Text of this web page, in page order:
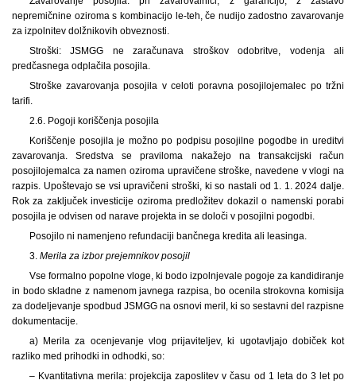
nepremičnine oziroma s kombinacijo le-teh, če nudijo zadostno zavarovanje
za izpolnitev dolžnikovih obveznosti.
Stroški: JSMGG ne zaračunava stroškov odobritve, vodenja ali
predčasnega odplačila posojila.
Stroške zavarovanja posojila v celoti poravna posojilojemalec po tržni
tarifi.
2.6. Pogoji koriščenja posojila
Koriščenje posojila je možno po podpisu posojilne pogodbe in ureditvi
zavarovanja. Sredstva se praviloma nakažejo na transakcijski račun
posojilojemalca za namen oziroma upravičene stroške, navedene v vlogi na
razpis. Upoštevajo se vsi upravičeni stroški, ki so nastali od 1. 1. 2024 dalje.
Rok za zaključek investicije oziroma predložitev dokazil o namenski porabi
posojila je odvisen od narave projekta in se določi v posojilni pogodbi.
Posojilo ni namenjeno refundaciji bančnega kredita ali leasinga.
3. Merila za izbor prejemnikov posojil
Vse formalno popolne vloge, ki bodo izpolnjevale pogoje za kandidiranje
in bodo skladne z namenom javnega razpisa, bo ocenila strokovna komisija
za dodeljevanje spodbud JSMGG na osnovi meril, ki so sestavni del razpisne
dokumentacije.
a) Merila za ocenjevanje vlog prijaviteljev, ki ugotavljajo dobiček kot
razliko med prihodki in odhodki, so:
– Kvantitativna merila: projekcija zaposlitev v času od 1 leta do 3 let po